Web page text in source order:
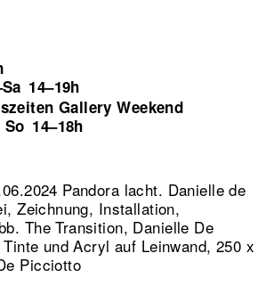
14–19h
Gallery Weekend
So 14–18h
Pandora lacht. Danielle de
Zeichnung, Installation,
The Transition, Danielle De
und Acryl auf Leinwand, 250 x
Picciotto